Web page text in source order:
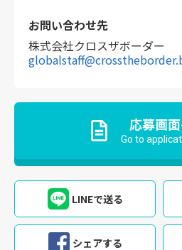
お問い合わせ先
株式会社クロスザボーダー
応募画
Go to
LINEで送る
シェアする